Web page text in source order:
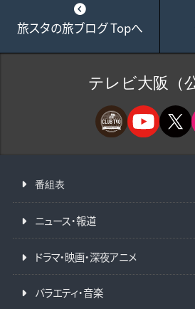
旅スタの旅ブログ Topへ
テレビ大阪（
番組表
ニュース・報道
ドラマ・映画・深夜アニメ
バラエティ・音楽